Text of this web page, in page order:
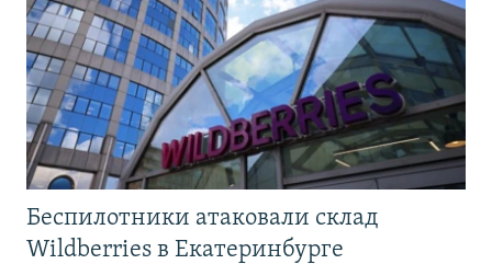
Беспилотники атаковали склад
Wildberries в Екатеринбурге